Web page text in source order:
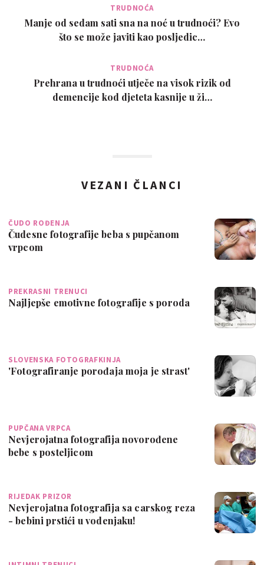
TRUDNOĆA
Manje od sedam sati sna na noć u trudnoći? Evo
što se može javiti kao posljedic…
TRUDNOĆA
Prehrana u trudnoći utječe na visok rizik od
demencije kod djeteta kasnije u ži…
VEZANI ČLANCI
ČUDO ROĐENJA
Čudesne fotografije beba s pupčanom
vrpcom
PREKRASNI TRENUCI
Najljepše emotivne fotografije s poroda
SLOVENSKA FOTOGRAFKINJA
'Fotografiranje porođaja moja je strast'
PUPČANA VRPCA
Nevjerojatna fotografija novorođene
bebe s posteljicom
RIJEDAK PRIZOR
Nevjerojatna fotografija sa carskog reza
- bebini prstići u vodenjaku!